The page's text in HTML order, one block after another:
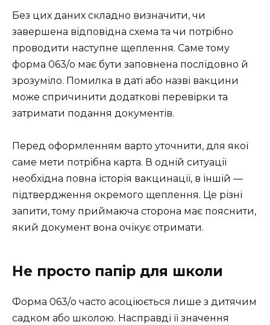
Без цих даних складно визначити, чи
завершена відповідна схема та чи потрібно
проводити наступне щеплення. Саме тому
форма 063/о має бути заповнена послідовно й
зрозуміло. Помилка в даті або назві вакцини
може спричинити додаткові перевірки та
затримати подання документів.
Перед оформленням варто уточнити, для якої
саме мети потрібна карта. В одній ситуації
необхідна повна історія вакцинації, в іншій —
підтвердження окремого щеплення. Це різні
запити, тому приймаюча сторона має пояснити,
який документ вона очікує отримати.
Не просто папір для школи
Форма 063/о часто асоціюється лише з дитячим
садком або школою. Насправді її значення